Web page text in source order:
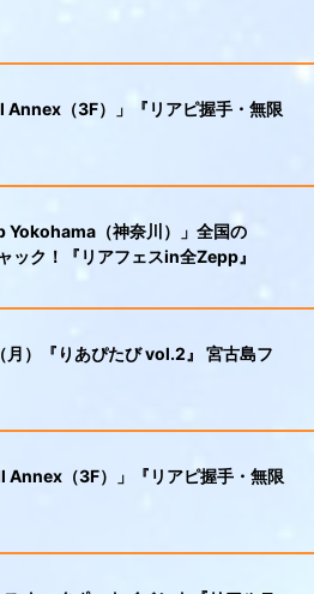
Annex（3F）」『リアピ握手・無限
Yokohama（神奈川）」全国の
ック！『リアフェスin全Zepp』
）『りあぴたび vol.2』 宮古島フ
Annex（3F）」『リアピ握手・無限